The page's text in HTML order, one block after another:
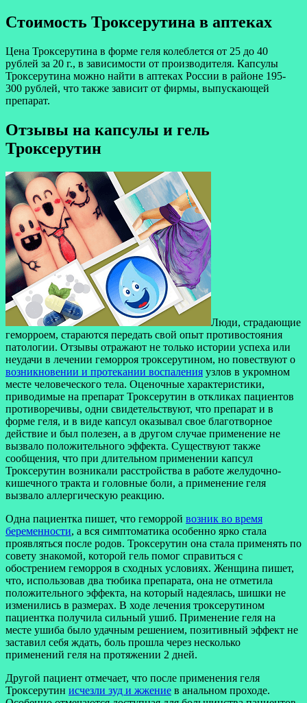
Стоимость Троксерутина в аптеках
Цена Троксерутина в форме геля колеблется от 25 до 40
рублей за 20 г., в зависимости от производителя. Капсулы
Троксерутина можно найти в аптеках России в районе 195-
300 рублей, что также зависит от фирмы, выпускающей
препарат.
Отзывы на капсулы и гель
Троксерутин
Люди, страдающие
геморроем, стараются передать свой опыт противостояния
патологии. Отзывы отражают не только истории успеха или
неудачи в лечении геморроя троксерутином, но повествуют о
возникновении и протекании воспаления узлов в укромном
месте человеческого тела. Оценочные характеристики,
приводимые на препарат Троксерутин в откликах пациентов
противоречивы, одни свидетельствуют, что препарат и в
форме геля, и в виде капсул оказывал свое благотворное
действие и был полезен, а в другом случае применение не
вызвало положительного эффекта. Существуют также
сообщения, что при длительном применении капсул
Троксерутин возникали расстройства в работе желудочно-
кишечного тракта и головные боли, а применение геля
вызвало аллергическую реакцию.
Одна пациентка пишет, что геморрой возник во время
беременности, а вся симптоматика особенно ярко стала
проявляться после родов. Троксерутин она стала применять по
совету знакомой, которой гель помог справиться с
обострением геморроя в сходных условиях. Женщина пишет,
что, использовав два тюбика препарата, она не отметила
положительного эффекта, на который надеялась, шишки не
изменились в размерах. В ходе лечения троксерутином
пациентка получила сильный ушиб. Применение геля на
месте ушиба было удачным решением, позитивный эффект не
заставил себя ждать, боль прошла через несколько
применений геля на протяжении 2 дней.
Другой пациент отмечает, что после применения геля
Троксерутин исчезли зуд и жжение в анальном проходе.